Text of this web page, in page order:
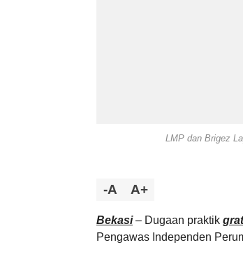
LMP dan Brigez
-A A+
Bekasi– Dugaan praktik
Pengawas Independen